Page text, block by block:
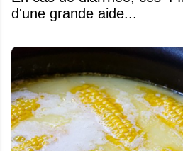
d'une grande aide...